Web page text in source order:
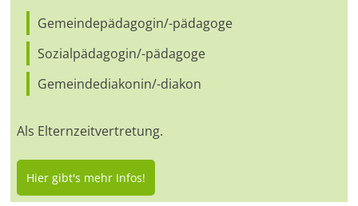
Gemeindepädagogin/-pädagoge
Sozialpädagogin/-pädagoge
Gemeindediakonin/-diakon
Als Elternzeitvertretung.
Hier gibt's mehr Infos!